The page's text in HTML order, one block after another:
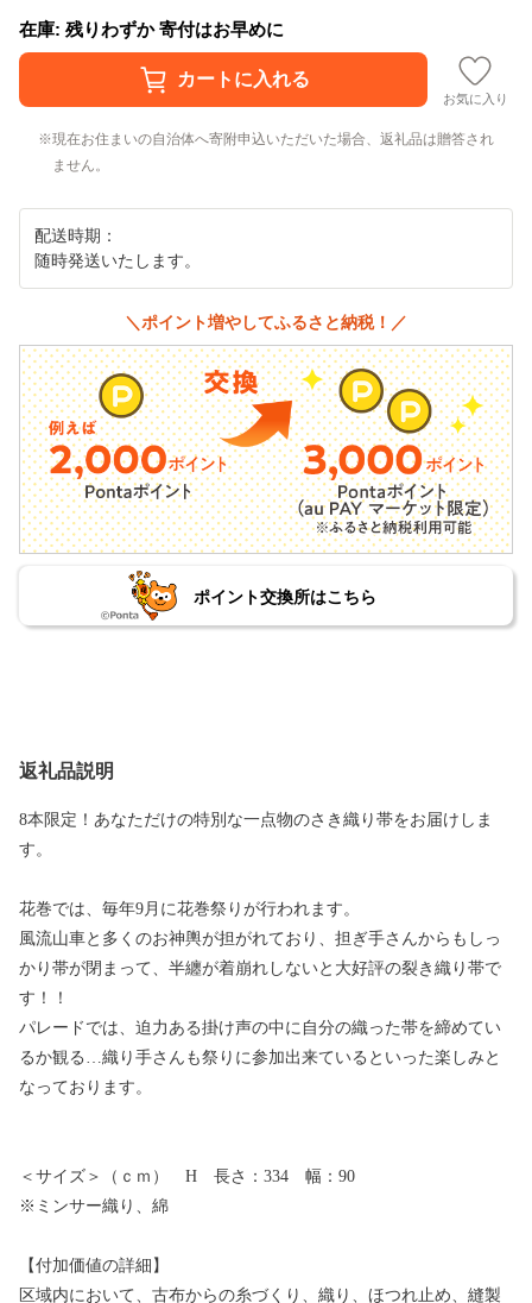
在庫: 残りわずか 寄付はお早めに
お気に入り
現在お住まいの自治体へ寄附申込いただいた場合、返礼品は贈答され
ません。
配送時期：
随時発送いたします。
＼ポイント増やしてふるさと納税！／
ポイント交換所はこちら
返礼品説明
8本限定！あなただけの特別な一点物のさき織り帯をお届けしま
す。
花巻では、毎年9月に花巻祭りが行われます。
風流山車と多くのお神輿が担がれており、担ぎ手さんからもしっ
かり帯が閉まって、半纏が着崩れしないと大好評の裂き織り帯で
す！！
パレードでは、迫力ある掛け声の中に自分の織った帯を締めてい
るか観る…織り手さんも祭りに参加出来ているといった楽しみと
なっております。
＜サイズ＞（ｃｍ） H 長さ：334 幅：90
※ミンサー織り、綿
【付加価値の詳細】
区域内において、古布からの糸づくり、織り、ほつれ止め、縫製